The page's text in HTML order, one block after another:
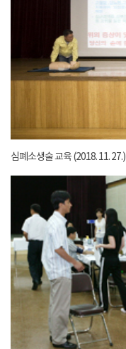
심폐소생술 교육 (2018. 11. 27.)